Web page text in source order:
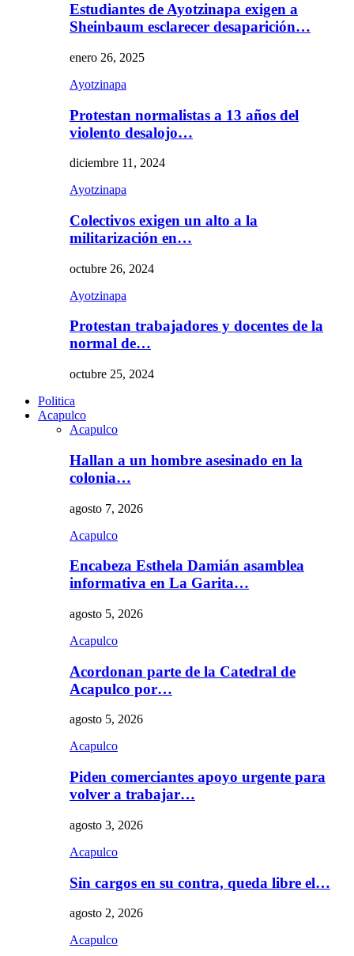
Estudiantes de Ayotzinapa exigen a
Sheinbaum esclarecer desaparición…
enero 26, 2025
Ayotzinapa
Protestan normalistas a 13 años del
violento desalojo…
diciembre 11, 2024
Ayotzinapa
Colectivos exigen un alto a la
militarización en…
octubre 26, 2024
Ayotzinapa
Protestan trabajadores y docentes de la
normal de…
octubre 25, 2024
Politica
Acapulco
Acapulco
Hallan a un hombre asesinado en la
colonia…
agosto 7, 2026
Acapulco
Encabeza Esthela Damián asamblea
informativa en La Garita…
agosto 5, 2026
Acapulco
Acordonan parte de la Catedral de
Acapulco por…
agosto 5, 2026
Acapulco
Piden comerciantes apoyo urgente para
volver a trabajar…
agosto 3, 2026
Acapulco
Sin cargos en su contra, queda libre el…
agosto 2, 2026
Acapulco